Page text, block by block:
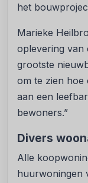
het
Marieke
oplevering van
grootste
om te zien hoe
aan een
bewoners.”
Divers
Alle
huurwoningen